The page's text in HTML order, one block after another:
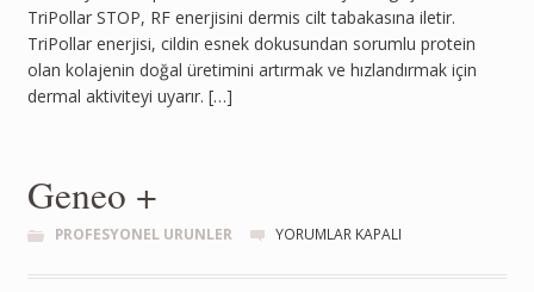
TriPollar STOP, RF enerjisini dermis cilt tabakasına iletir.
TriPollar enerjisi, cildin esnek dokusundan sorumlu protein
olan kolajenin doğal üretimini artırmak ve hızlandırmak için
dermal aktiviteyi uyarır. […]
Geneo +
PROFESYONEL URUNLER YORUMLAR KAPALI